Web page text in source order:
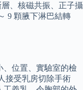
、核磁共振、正子攝
9 顆腋下淋巴結轉
、位置、實驗室的檢
接受乳房切除手術